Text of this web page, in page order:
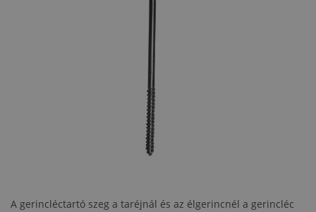
A gerincléctartó szeg a taréjnál és az élgerincnél a gerincléc